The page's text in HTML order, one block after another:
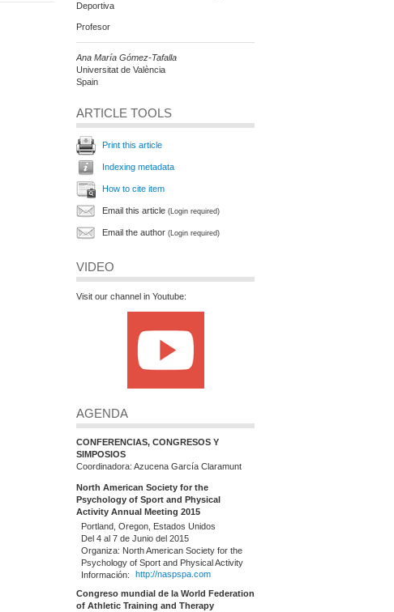
Deportiva
Profesor
Ana María Gómez-Tafalla
Universitat de València
Spain
ARTICLE TOOLS
Print this article
Indexing metadata
How to cite item
Email this article (Login required)
Email the author (Login required)
VIDEO
Visit our channel in Youtube:
AGENDA
CONFERENCIAS, CONGRESOS Y
SIMPOSIOS
Coordinadora: Azucena García Claramunt
North American Society for the
Psychology of Sport and Physical
Activity Annual Meeting 2015
Portland, Oregon, Estados Unidos
Del 4 al 7 de Junio del 2015
Organiza: North American Society for the
Psychology of Sport and Physical Activity
Información:
http://naspspa.com
Congreso mundial de la World Federation
of Athletic Training and Therapy